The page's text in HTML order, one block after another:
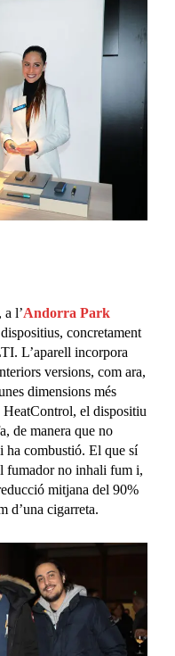
a l’Andorra Park
concretament
L’aparell incorpora
versions, com ara,
dimensions més
el dispositiu
de manera que no
ha combustió. El que sí
fumador no inhali fum i,
mitjana del 90%
d’una cigarreta.